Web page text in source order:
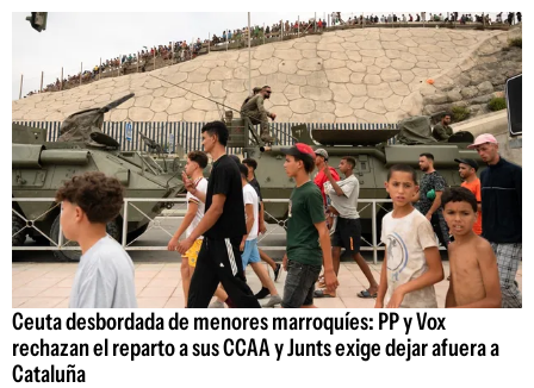
Ceuta desbordada de menores marroquíes: PP y Vox
rechazan el reparto a sus CCAA y Junts exige dejar afuera a
Cataluña